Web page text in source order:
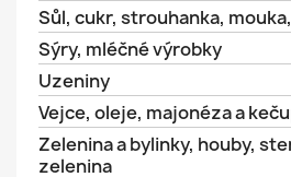
Sůl, cukr, strouhanka,
Sýry, mléčné výrobky
Uzeniny
Vejce, oleje, majonéza a
Zelenina a bylinky, houby,
zelenina